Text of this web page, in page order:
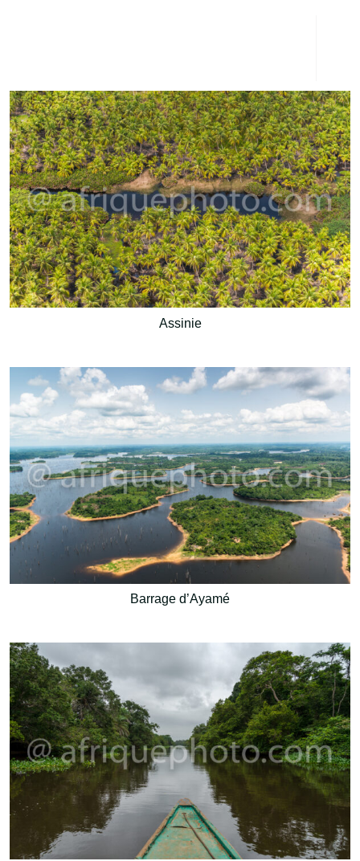
Assinie
Barrage d’Ayamé